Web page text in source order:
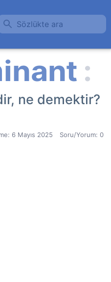
Sözlükte ara
ne demektir?
6 Mayıs 2025 Soru/Yorum: 0